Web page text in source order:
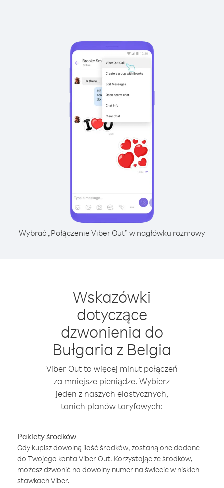
Wybrać „Połączenie Viber Out” w nagłówku rozmowy
Wskazówki
dotyczące
dzwonienia do
Bułgaria z Belgia
Viber Out to więcej minut połączeń
za mniejsze pieniądze. Wybierz
jeden z naszych elastycznych,
tanich planów taryfowych:
Pakiety środków
Gdy kupisz dowolną ilość środków, zostaną one dodane
do Twojego konta Viber Out. Korzystając ze środków,
możesz dzwonić na dowolny numer na świecie w niskich
stawkach Viber.